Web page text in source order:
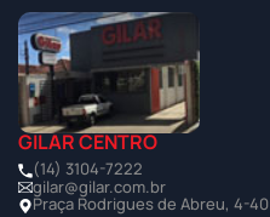
GILAR CENTRO
(14) 3104-7222
gilar@gilar.com.br
Praça Rodrigues de Abreu, 4-40